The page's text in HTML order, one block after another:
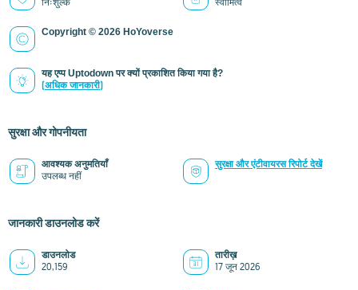
Copyright © 2026 HoYoverse
यह एप्प Uptodown पर क्यों प्रकाशित किया गया है?
(अधिक जानकारी)
सुरक्षा और गोपनीयता
आवश्यक अनुमतियाँ
उपलब्ध नहीं
सुरक्षा और एंटीवायरस रिपोर्ट देखें
जानकारी डाउनलोड करें
डाउनलोड
20,159
तारीख़
17 जून 2026